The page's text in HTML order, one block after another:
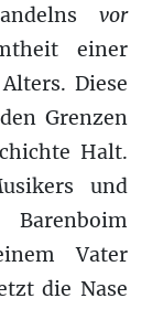
vor
einer
Diese
Grenzen
Halt.
und
Vater
die Nase